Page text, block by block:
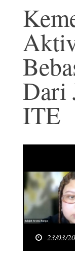
Dari
ITE
23/03/